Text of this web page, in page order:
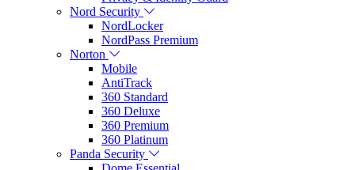
Nord Security
NordLocker
NordPass Premium
Norton
Mobile
AntiTrack
360 Standard
360 Deluxe
360 Premium
360 Platinum
Panda Security